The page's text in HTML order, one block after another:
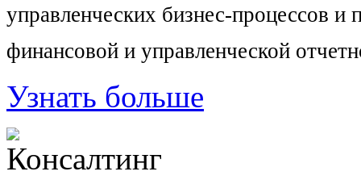
управленческих бизнес-процессов и
финансовой и управленческой
Узнать больше